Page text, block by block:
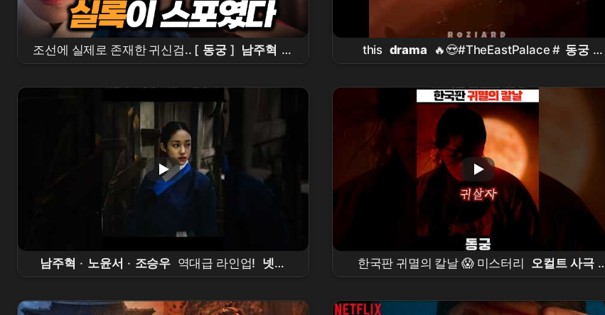
조선에 실제로 존재한 귀신검.. [ 동궁 ] 남주혁 이
들었다ㄷㄷ
this drama 🔥😍#TheEastPalace # 동궁
#NamJooHyuk # 남주혁 #RohYoonSeo # 노윤
남주혁 · 노윤서 · 조승우 역대급 라인업! 넷플
릭스
오컬트 사극 ' 동궁 ' 내달 17일 공개 # 동
한국판 귀멸의 칼날 😱 미스터리 오컬트 사극
“ 동궁 ” 떴다!! # 동궁 #theeastpalace